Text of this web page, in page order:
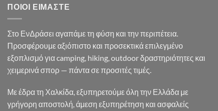
ΠΟΙΟΙ ΕΊΜΑΣΤΕ
Στο ΕνΔράσει αγαπάμε τη φύση και την περιπέτεια.
Προσφέρουμε αξιόπιστο και προσεκτικά επιλεγμένο
εξοπλισμό για camping, hiking, outdoor δραστηριότητες και
χειμερινά σπορ — πάντα σε προσιτές τιμές.
Με έδρα τη Χαλκίδα, εξυπηρετούμε όλη την Ελλάδα με
γρήγορη αποστολή, άμεση εξυπηρέτηση και ασφαλείς